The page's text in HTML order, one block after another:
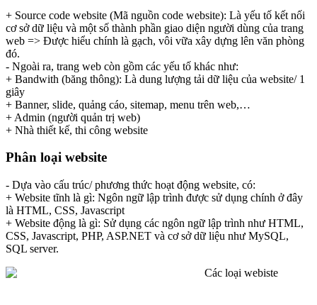
+ Source code website (Mã nguồn code website): Là yếu tố kết nối
cơ sở dữ liệu và một số thành phần giao diện người dùng của trang
web => Được hiểu chính là gạch, vôi vữa xây dựng lên văn phòng
đó.
- Ngoài ra, trang web còn gồm các yếu tố khác như:
+ Bandwith (băng thông): Là dung lượng tải dữ liệu của website/ 1
giây
+ Banner, slide, quảng cáo, sitemap, menu trên web,…
+ Admin (người quản trị web)
+ Nhà thiết kế, thi công website
Phân loại website
- Dựa vào cấu trúc/ phương thức hoạt động website, có:
+ Website tĩnh là gì: Ngôn ngữ lập trình được sử dụng chính ở đây
là HTML, CSS, Javascript
+ Website động là gì: Sử dụng các ngôn ngữ lập trình như HTML,
CSS, Javascript, PHP, ASP.NET và cơ sở dữ liệu như MySQL,
SQL server.